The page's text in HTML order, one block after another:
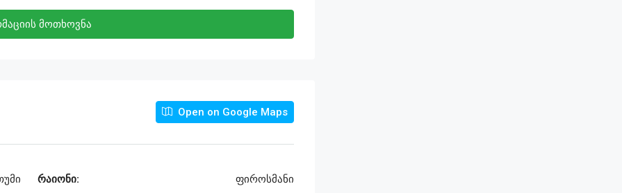
მოთხოვნა
Open on Google Maps
რაიონი: ფიროსმანი